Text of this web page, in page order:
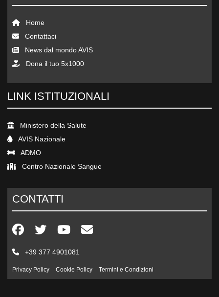
Home
Contattaci
News dal mondo AVIS
Dona il tuo 5x1000
LINK ISTITUZIONALI
Ministero della Salute
AVIS Nazionale
ADMO
Centro Nazionale Sangue
CONTATTI
+39 377 4901081
Privacy Policy Cookie Policy Termini e Condizioni